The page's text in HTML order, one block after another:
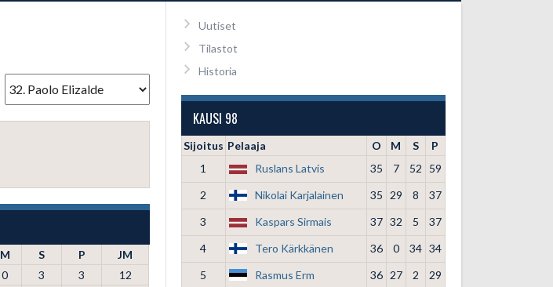
M S P
JM
0 3 3
12
Uutiset
Tilastot
Historia
KAUSI 98
Sijoitus Pelaaja O M S
P
1
Ruslans Latvis 35 7 52
59
2
Nikolai Karjalainen 35 29 8
37
3
Kaspars Sirmais 37 32 5
37
4
Tero Kärkkänen 36 0 34 34
5
Rasmus Erm 36 27 2 29